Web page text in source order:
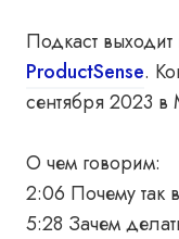
Подкаст
ProductSense.
сентября 2023 в
О чем говорим:
2:06 Почему так
5:28 Зачем